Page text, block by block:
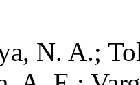
N. A.;